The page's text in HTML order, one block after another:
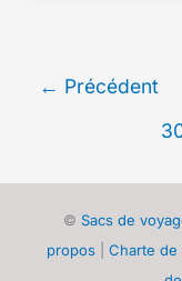
un
← Précédent
© Sacs de
propos
Charte de